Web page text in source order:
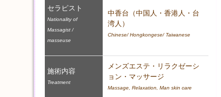
セラピスト
Nationality of
Massagist /
masseuse
中香台（中国人・香港人・台
湾人）
Chinese/ Hongkongese/ Taiwanese
施術内容
Treatment
メンズエステ・リラクゼーシ
ョン・マッサージ
Massage, Relaxation, Man skin care